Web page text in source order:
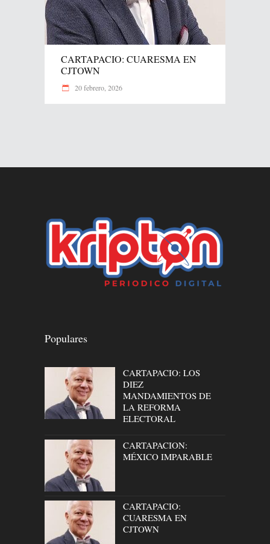
CARTAPACIO: CUARESMA EN
CJTOWN
20 febrero, 2026
Populares
CARTAPACIO: LOS
DIEZ
MANDAMIENTOS DE
LA REFORMA
ELECTORAL
CARTAPACION:
MÉXICO IMPARABLE
CARTAPACIO:
CUARESMA EN
CJTOWN